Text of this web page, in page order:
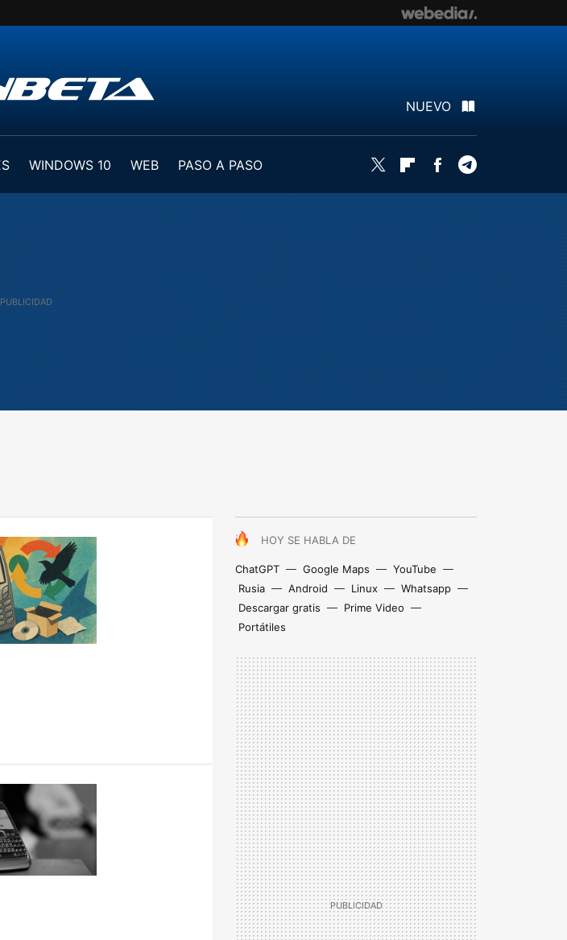
NUEVO
WINDOWS 10 WEB
PASO A PASO
Twitter FlipboardFacebook
HOY SE HABLA DE
ChatGPT Google Maps
YouTube
Rusia
Android Linux
Whatsapp
Descargar gratis
Prime Video
Portátiles